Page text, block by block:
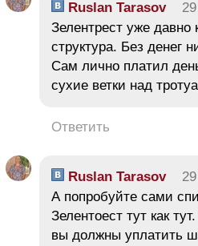
Ruslan Tarasov
Зелентрест уже давно
структура. Без денег
Сам лично платил
сухие ветки над
Ответить
Ruslan Tarasov
А попробуйте сами
Зелентоест тут как
вы должны уплатить